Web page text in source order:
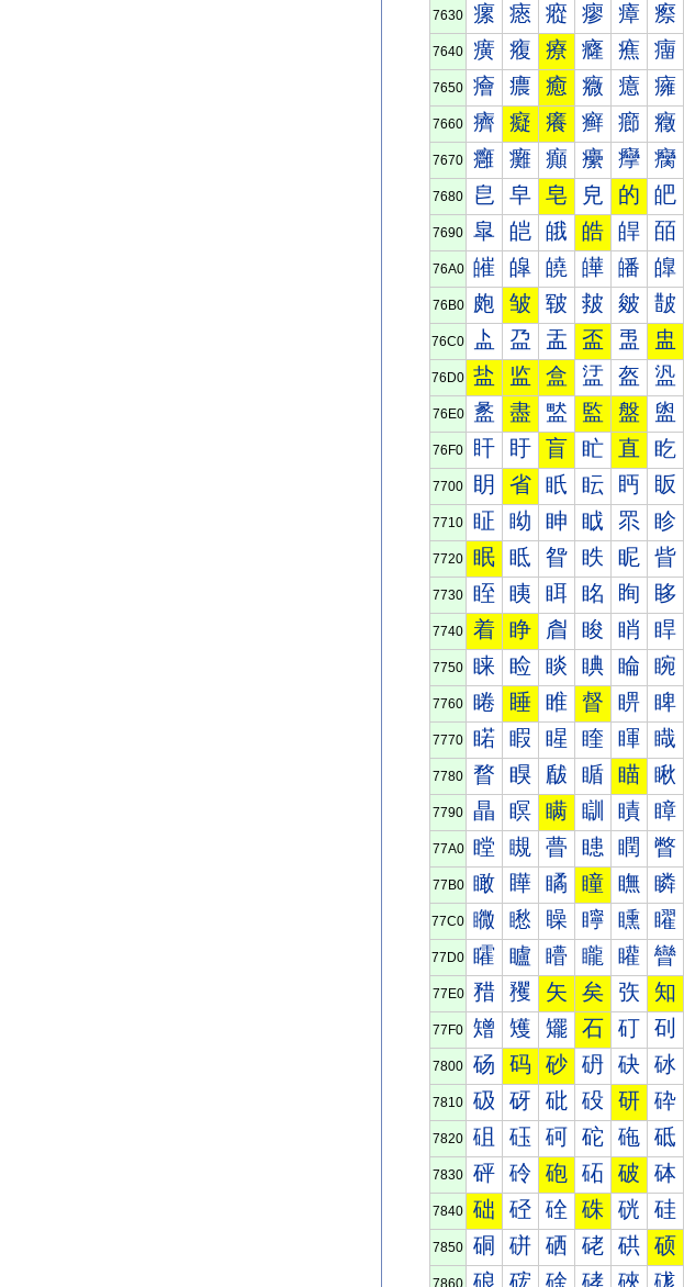
7630 瘰 瘱 瘲 瘳 瘴 瘵
7640 癀 癁 療 癃 癄 癅
7650 癐 癑 癒 癓 癔 癕
7660 癠 癡 癢 癣 癤 癥
7670 癰 癱 癲 癳 癴 癵
7680 皀 皁 皂 皃 的 皅
7690 皐 皑 皒 皓 皔 皕
76A0 皠 皡 皢 皣 皤 皥
76B0 皰 皱 皲 皳 皴 皵
76C0 盀 盁 盂 盃 盄 盅
76D0 盐 监 盒 盓 盔 盕
76E0 盠 盡 盢 監 盤 盥
76F0 盰 盱 盲 盳 直 盵
7700 眀 省 眂 眃 眄 眅
7710 眐 眑 眒 眓 眔 眕
7720 眠 眡 眢 眣 眤 眥
7730 眰 眱 眲 眳 眴 眵
7740 着 睁 睂 睃 睄 睅
7750 睐 睑 睒 睓 睔 睕
7760 睠 睡 睢 督 睤 睥
7770 睰 睱 睲 睳 睴 睵
7780 瞀 瞁 瞂 瞃 瞄 瞅
7790 瞐 瞑 瞒 瞓 瞔 瞕
77A0 瞠 瞡 瞢 瞣 瞤 瞥
77B0 瞰 瞱 瞲 瞳 瞴 瞵
77C0 矀 矁 矂 矃 矄 矅
77D0 矐 矑 矒 矓 矔 矕
77E0 矠 矡 矢 矣 矤 知
77F0 矰 矱 矲 石 矴 矵
7800 砀 码 砂 砃 砄 砅
7810 砐 砑 砒 砓 研 砕
7820 砠 砡 砢 砣 砤 砥
7830 砰 砱 砲 砳 破 砵
7840 础 硁 硂 硃 硄 硅
7850 硐 硑 硒 硓 硔 硕
7860 硠 硡 硢 硣 硤 硥